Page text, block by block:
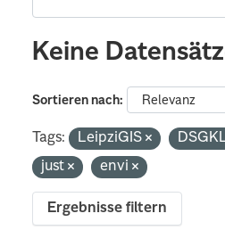
Keine
Sortieren nach
Tags: LeipziGIS
just
envi
Ergebnisse filtern